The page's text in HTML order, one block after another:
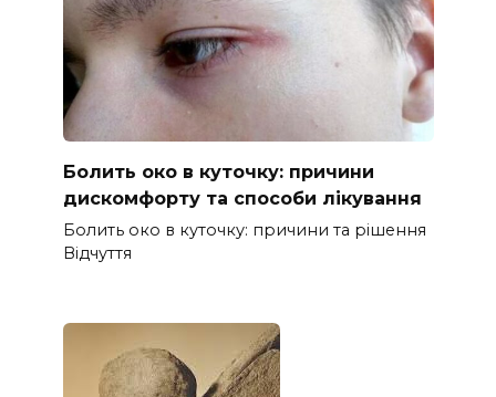
Болить око в куточку: причини
дискомфорту та способи лікування
Болить око в куточку: причини та рішення
Відчуття